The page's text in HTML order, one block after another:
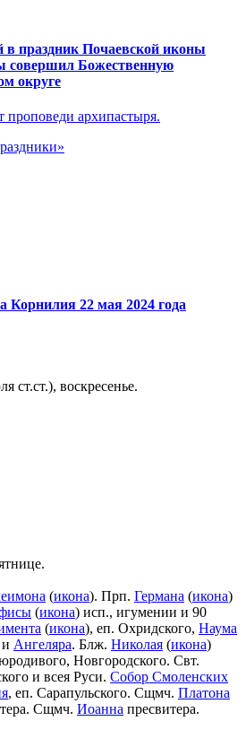
праздник Почаевской иконы
совершил Божественную
округе
архипастыря.
Корнилия 22 мая 2024 года
ст.ст.), воскресенье.
(икона). Прп. Германа (икона)
(икона) исп., игумении и 90
(икона), еп. Охридского, Наума
и Ангеляра. Блж. Николая (икона)
Новгородского. Свт.
и всея Руси. Собор Смоленских
, еп. Сарапульского. Сщмч. Платона
Сщмч. Иоанна пресвитера.